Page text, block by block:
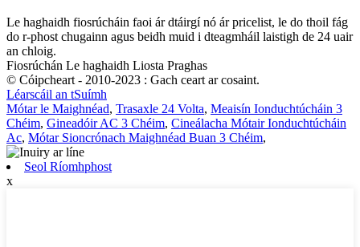
Le haghaidh fiosrúcháin faoi ár dtáirgí nó ár pricelist, le do thoil fág
do r-phost chugainn agus beidh muid i dteagmháil laistigh de 24 uair
an chloig.
Fiosrúchán Le haghaidh Liosta Praghas
© Cóipcheart - 2010-2023 : Gach ceart ar cosaint.
Léarscáil an tSuímh
Mótar le Maighnéad, Trasaxle 24 Volta, Meaisín Ionduchtúcháin 3
Chéim, Gineadóir AC 3 Chéim, Cineálacha Mótair Ionduchtúcháin
Ac, Mótar Sioncrónach Maighnéad Buan 3 Chéim,
Seol Ríomhphost
x